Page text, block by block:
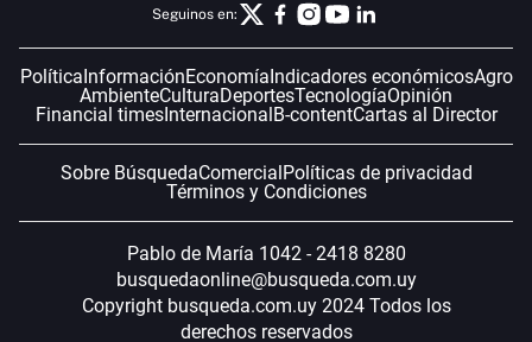
Seguinos en:
PolíticaInformaciónEconomíaIndicadores económicosAgro
AmbienteCulturaDeportesTecnologíaOpinión
Financial timesInternacionalB-contentCartas al Director
Sobre BúsquedaComercialPolíticas de privacidad
Términos y Condiciones
Pablo de María 1042 - 2418 8280
busquedaonline@busqueda.com.uy
Copyright busqueda.com.uy 2024 Todos los
derechos reservados